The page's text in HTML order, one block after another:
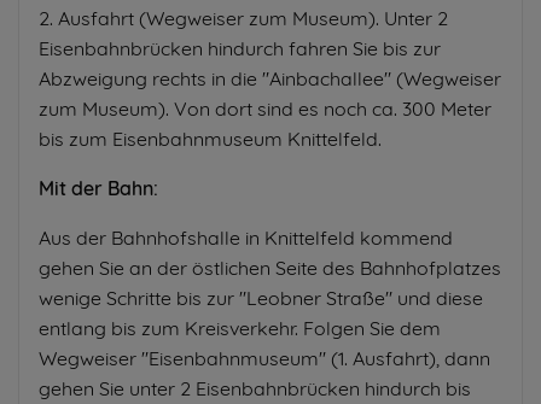
2. Ausfahrt (Wegweiser zum Museum). Unter 2
Eisenbahnbrücken hindurch fahren Sie bis zur
Abzweigung rechts in die "Ainbachallee" (Wegweiser
zum Museum). Von dort sind es noch ca. 300 Meter
bis zum Eisenbahnmuseum Knittelfeld.
Mit der Bahn:
Aus der Bahnhofshalle in Knittelfeld kommend
gehen Sie an der östlichen Seite des Bahnhofplatzes
wenige Schritte bis zur "Leobner Straße" und diese
entlang bis zum Kreisverkehr. Folgen Sie dem
Wegweiser "Eisenbahnmuseum" (1. Ausfahrt), dann
gehen Sie unter 2 Eisenbahnbrücken hindurch bis